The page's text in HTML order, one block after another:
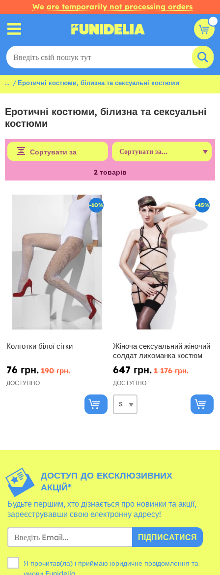
We are temporarily not processing orders
... Еротичні костюми, білизна та сексуальні костюми
Еротичні костюми, білизна та сексуальні
костюми
Сортувати за
2товарів
-60%
Колготки білої сітки
76 грн. 190 грн.
ДОСТУПНО
-45%
Жіноча сексуальний жіночий
солдат лихоманка костюм
647 грн. 1 176 грн.
ДОСТУПНО
ДОСТУП ДО ЕКСКЛЮЗИВНИХ
АКЦІЙ*
Будьте першим, хто дізнається про новинки та акції,
зареєструвавши свою електронну адресу!
ПІДПИСАТИСЯ
Я прочитав(ла) і приймаю юридичне повідомлення та